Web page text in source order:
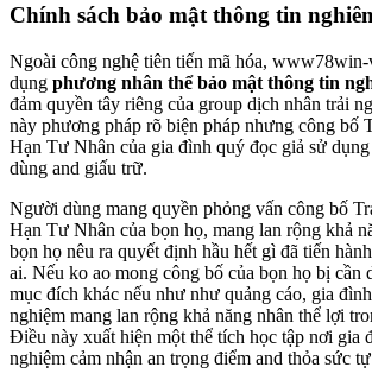
Chính sách bảo mật thông tin
Ngoài công nghệ tiên tiến mã hóa,
dụng phương nhân thể bảo mật thông tin
đảm quyền tây riêng của group dịch nhân trải
này phương pháp rõ biện pháp nhưng công bố
Hạn Tư Nhân của gia đình quý đọc giả sử
dùng and giấu trữ.
Người dùng mang quyền phỏng vấn công bố
Hạn Tư Nhân của bọn họ, mang lan rộng khả
bọn họ nêu ra quyết định hầu hết gì đã tiến
ai. Nếu ko ao mong công bố của bọn họ bị cần
mục đích khác nếu như như quảng cáo, gia
nghiệm mang lan rộng khả năng nhân thể lợi
Điều này xuất hiện một thể tích học tập nơi gia
nghiệm cảm nhận an trọng điểm and thỏa sức